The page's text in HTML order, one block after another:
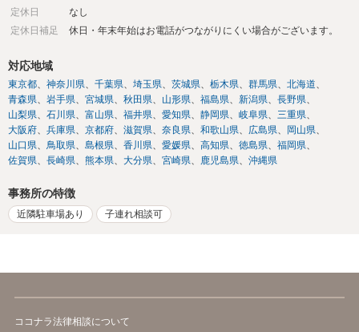
定休日
なし
定休日補足
休日・年末年始はお電話がつながりにくい場合がございます。
対応地域
東京都 神奈川県 千葉県 埼玉県 茨城県 栃木県 群馬県
北海道
青森県
岩手県 宮城県 秋田県 山形県 福島県 新潟県
長野県
山梨県
石川県 富山県 福井県 愛知県 静岡県 岐阜県
三重県
大阪府
兵庫県 京都府 滋賀県 奈良県 和歌山県 広島県
岡山県
山口県
鳥取県 島根県 香川県 愛媛県 高知県 徳島県
福岡県
佐賀県
長崎県 熊本県 大分県 宮崎県 鹿児島県 沖縄県
事務所の特徴
近隣駐車場あり 子連れ相談可
ココナラ法律相談について